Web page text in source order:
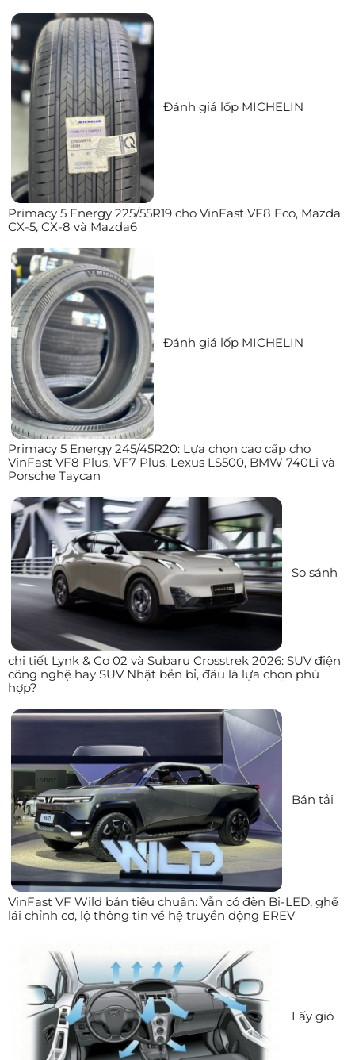
Đánh giá lốp MICHELIN
Primacy 5 Energy 225/55R19 cho VinFast VF8 Eco, Mazda
CX-5, CX-8 và Mazda6
Đánh giá lốp MICHELIN
Primacy 5 Energy 245/45R20: Lựa chọn cao cấp cho
VinFast VF8 Plus, VF7 Plus, Lexus LS500, BMW 740Li và
Porsche Taycan
So sánh
chi tiết Lynk & Co 02 và Subaru Crosstrek 2026: SUV điện
công nghệ hay SUV Nhật bền bỉ, đâu là lựa chọn phù
hợp?
Bán tải
VinFast VF Wild bản tiêu chuẩn: Vẫn có đèn Bi-LED, ghế
lái chỉnh cơ, lộ thông tin về hệ truyền động EREV
Lấy gió